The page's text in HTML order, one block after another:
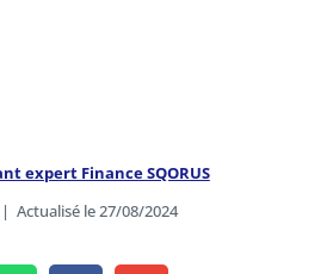
expert Finance SQORUS
| Actualisé le 27/08/2024